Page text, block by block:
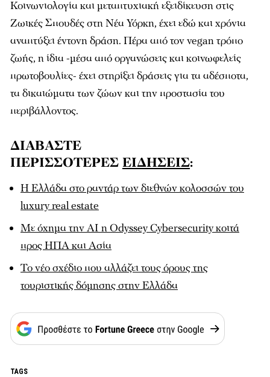
Κοινωνιολογία και μεταπτυχιακή εξειδίκευση στις
Ζωικές Σπουδές στη Νέα Υόρκη, έχει εδώ και χρόνια
αναπτύξει έντονη δράση. Πέρα από τον vegan τρόπο
ζωής, η ίδια -μέσα από οργανώσεις και κοινωφελείς
πρωτοβουλίες- έχει στηρίξει δράσεις για τα αδέσποτα,
τα δικαιώματα των ζώων και την προστασία του
περιβάλλοντος.
ΔΙΑΒΑΣΤΕ
ΠΕΡΙΣΣΟΤΕΡΕΣ ΕΙΔΗΣΕΙΣ:
Η Ελλάδα στο ραντάρ των διεθνών κολοσσών του
luxury real estate
Με όχημα την AI η Odyssey Cybersecurity κοιτά
προς ΗΠΑ και Ασία
Το νέο σχέδιο που αλλάζει τους όρους της
τουριστικής δόμησης στην Ελλάδα
TAGS